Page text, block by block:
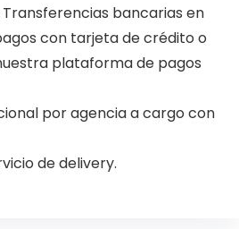
bancarias en
pagos con tarjeta de crédito o
plataforma de pagos
por agencia a cargo con
de delivery.